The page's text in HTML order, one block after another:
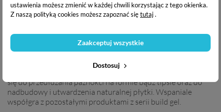
ustawienia możesz zmienić w każdej chwili korzystając z tego okienka.
Z naszą polityką cookies możesz zapoznać siętutaj.
Dostosuj
Zaakceptuj wszystkie
Victoria Vynn Build Gel UV/LED to produkt
się do przedłużania paznokci na formie bądź tipsie oraz do
nadbudowy i utwardzenia naturalnej płytki. Wspaniale
współgra z pozostałymi produktami z serii build gel.